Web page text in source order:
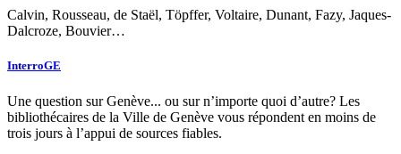
Calvin, Rousseau, de Staël, Töpffer, Voltaire, Dunant, Fazy, Jaques-
Dalcroze, Bouvier…
InterroGE
Une question sur Genève... ou sur n’importe quoi d’autre? Les
bibliothécaires de la Ville de Genève vous répondent en moins de
trois jours à l’appui de sources fiables.